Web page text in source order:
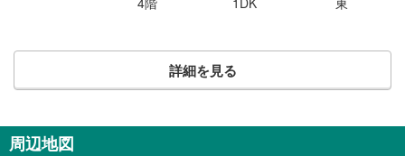
詳細を見る
周辺地図